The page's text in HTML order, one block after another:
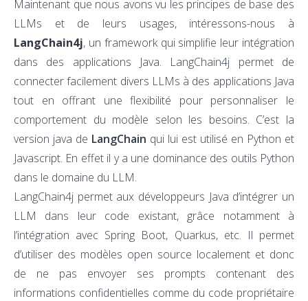
Maintenant que nous avons vu les principes de base des
LLMs et de leurs usages, intéressons-nous à
LangChain4j, un framework qui simplifie leur intégration
dans des applications Java. LangChain4j permet de
connecter facilement divers LLMs à des applications Java
tout en offrant une flexibilité pour personnaliser le
comportement du modèle selon les besoins. C’est la
version java de LangChain qui lui est utilisé en Python et
Javascript. En effet il y a une dominance des outils Python
dans le domaine du LLM.
LangChain4j permet aux développeurs Java d’intégrer un
LLM dans leur code existant, grâce notamment à
l’intégration avec Spring Boot, Quarkus, etc. Il permet
d’utiliser des modèles open source localement et donc
de ne pas envoyer ses prompts contenant des
informations confidentielles comme du code propriétaire